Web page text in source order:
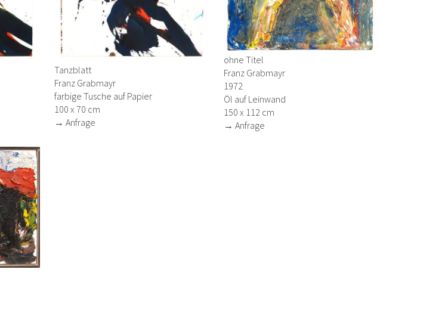
Tanzblatt
Franz Grabmayr
farbige Tusche auf Papier
100 x 70 cm
→ Anfrage
ohne Titel
Franz Grabmayr
1972
Öl auf Leinwand
150 x 112 cm
→ Anfrage